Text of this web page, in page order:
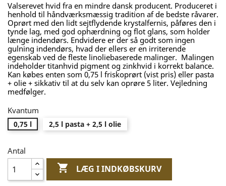
Valserevet hvid fra en mindre dansk producent. Produceret i
henhold til håndværksmæssig tradition af de bedste råvarer.
Oprørt med den lidt sejtflydende krystalfernis, påføres den i
tynde lag, med god ophærdning og flot glans, som holder
længe indendørs. Endvidere er der så godt som ingen
gulning indendørs, hvad der ellers er en irriterende
egenskab ved de fleste linoliebaserede malinger. Malingen
indeholder titanhvid pigment og zinkhvid i korrekt balance.
Kan købes enten som 0,75 l friskoprørt (vist pris) eller pasta
+ olie + sikkativ til at du selv kan oprøre 5 liter. Vejledning
medfølger.
Kvantum
0,75 l 2,5 l pasta + 2,5 l olie
Antal
 LÆG I INDKØBSKURV